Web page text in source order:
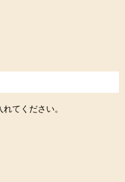
てください。